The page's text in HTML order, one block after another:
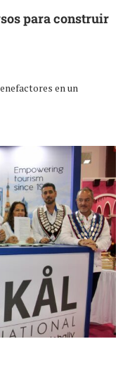
para construir
en un